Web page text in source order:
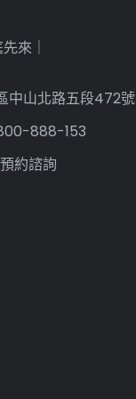
來｜
中山北路五段472號
888-153
約諮詢